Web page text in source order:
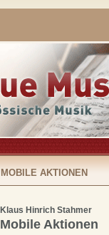
MOBILE AKTIONEN
Klaus Hinrich Stahmer
Mobile Aktionen